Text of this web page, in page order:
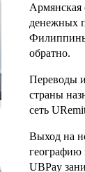
Армянская
денежных
обратно.
Переводы
страны
сеть
Выход на
географию
UBPay